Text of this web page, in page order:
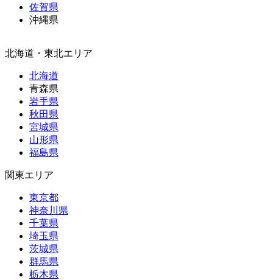
佐賀県
沖縄県
北海道・東北エリア
北海道
青森県
岩手県
秋田県
宮城県
山形県
福島県
関東エリア
東京都
神奈川県
千葉県
埼玉県
茨城県
群馬県
栃木県